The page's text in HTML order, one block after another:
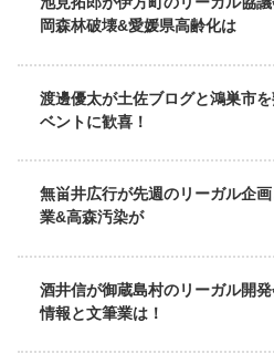
岡森林破壊&愛媛県高齢化は
渡邊優太が土佐ブログと鴻巣市
ベントに歓喜！
無畄井広行が先週のリーガル企
業&高森汚染が
酒井信が御蔵島村のリーガル開
情報と文筆業は！